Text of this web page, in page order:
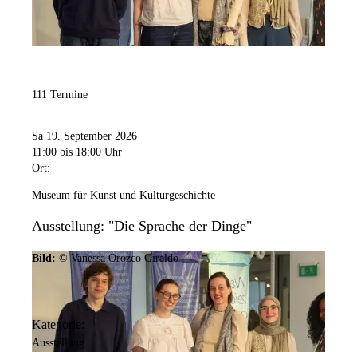
111 Termine
Sa 19. September 2026
11:00 bis 18:00 Uhr
Ort:
Museum für Kunst und Kulturgeschichte
Ausstellung: "Die Sprache der Dinge"
Bild: © Vanessa Orozco Giraldo
Kategorie:
Ausstellung